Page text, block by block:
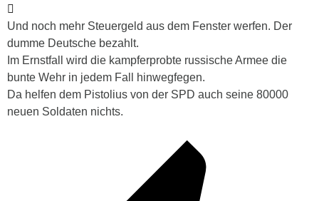
Und noch mehr Steuergeld aus dem Fenster werfen. Der
dumme Deutsche bezahlt.
Im Ernstfall wird die kampferprobte russische Armee die
bunte Wehr in jedem Fall hinwegfegen.
Da helfen dem Pistolius von der SPD auch seine 80000
neuen Soldaten nichts.